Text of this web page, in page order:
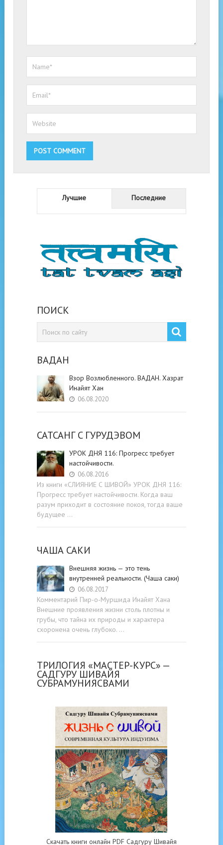
Лучшие Последние
ПОИСК
ВАДАН
Взор Возлюбленного. ВАДАН. Хазрат
Инайят Хан
06.08.2020
САТСАНГ C ГУРУДЭВОМ
УРОК ДНЯ 116: Прогресс требует
настойчивости.
06.08.2016
Из книги «СЛИЯНИЕ С ШИВОЙ» УРОК ДНЯ 116:
Прогресс требует настойчивости. Когда ваш
разум приходит в состояние покоя, тогда ваше
будущее …
ЧАША САКИ
Внешняя жизнь — это тень
внутренней реальности. (Чаша саки)
06.08.2017
Комментарий Пир-о-Муршида Инайят Хана
Внешние проявления жизни столь плотны и
грубы, что тайна их природы и характера
схоронена очень глубоко. …
ТРИЛОГИЯ «МАСТЕР-КУРС» —
САДГУРУ ШИВАЙЯ
СУБРАМУНИЯСВАМИ
Скачать книги онлайн PDF Садгуру Шивайя